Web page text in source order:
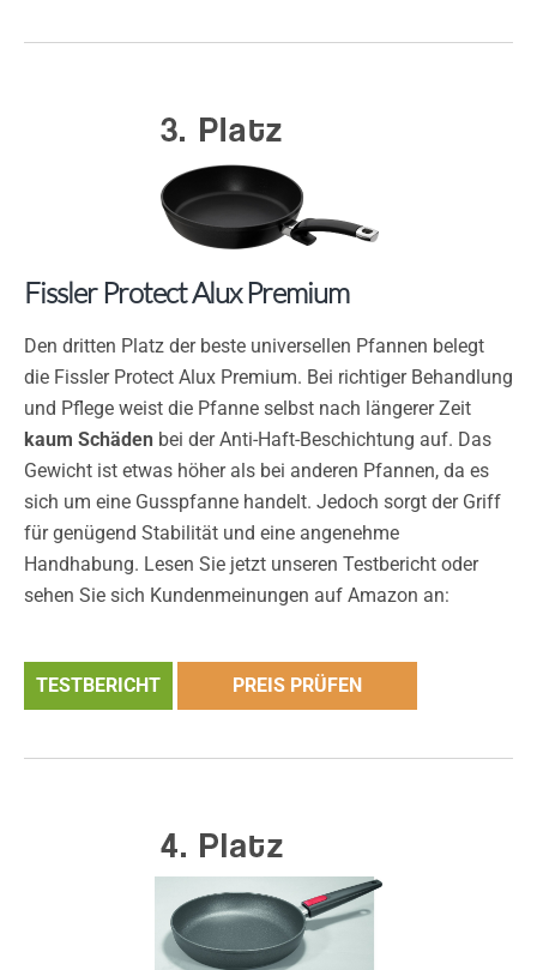
Fissler Protect Alux Premium
Den dritten Platz der beste universellen Pfannen belegt
die Fissler Protect Alux Premium. Bei richtiger Behandlung
und Pflege weist die Pfanne selbst nach längerer Zeit
kaum Schäden bei der Anti-Haft-Beschichtung auf. Das
Gewicht ist etwas höher als bei anderen Pfannen, da es
sich um eine Gusspfanne handelt. Jedoch sorgt der Griff
für genügend Stabilität und eine angenehme
Handhabung. Lesen Sie jetzt unseren Testbericht oder
sehen Sie sich Kundenmeinungen auf Amazon an:
TESTBERICHT PREIS PRÜFEN